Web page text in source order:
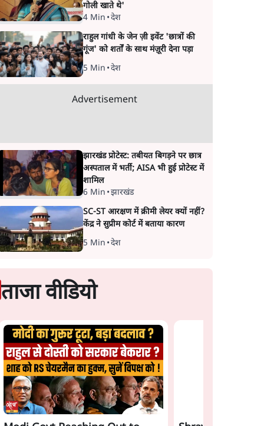
गोली खाते थे'
4 Min •देश
राहुल गांधी के जेन ज़ी इवेंट 'छात्रों की
गूंज' को शर्तों के साथ मंज़ूरी देना पड़ा
5 Min •देश
Advertisement
झारखंड प्रोटेस्ट: तबीयत बिगड़ने पर छात्र
अस्पताल में भर्ती; AISA भी हुई प्रोटेस्ट में
शामिल
6 Min •झारखंड
SC-ST आरक्षण में क्रीमी लेयर क्यों नहीं?
केंद्र ने सुप्रीम कोर्ट में बताया कारण
5 Min •देश
ताजा वीडियो